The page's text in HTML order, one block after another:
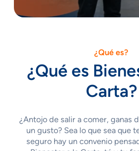
¿Qué es?
¿Qué es
Carta?
¿Antojo de salir a comer, ganas
un gusto? Sea lo que sea que
seguro hay un convenio